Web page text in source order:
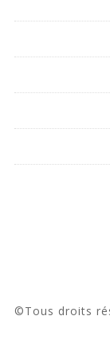
©Tous droits